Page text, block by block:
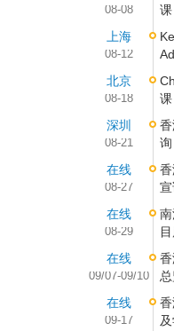
08-08
上海
08-12
北京
08-18
深圳
08-21
询
在线
08-27
在线
08-29
在线
09/07-09/10
在线
09-17